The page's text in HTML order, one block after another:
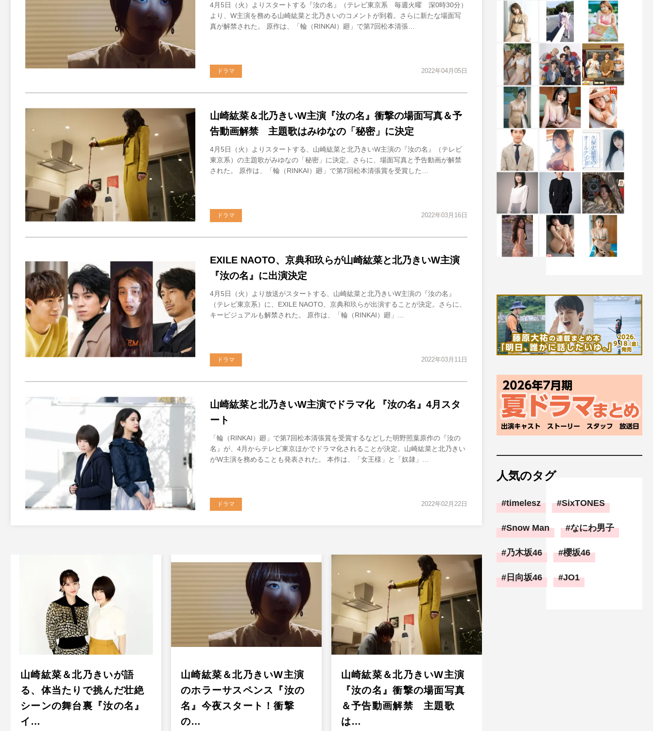
4月5日（火）よりスタートする『汝の名』（テレビ東京系 毎週火曜 深0時30分）
より、W主演を務める山崎紘菜と北乃きいのコメントが到着。さらに新たな場面写
真が解禁された。 原作は、「輪（RINKAI）廻」で第7回松本清張…
2022年04月05日
ドラマ
山崎紘菜＆北乃きいW主演『汝の名』衝撃の場面写真＆予
告動画解禁 主題歌はみゆなの「秘密」に決定
4月5日（火）よりスタートする、山崎紘菜と北乃きいW主演の『汝の名』（テレビ
東京系）の主題歌がみゆなの「秘密」に決定。さらに、場面写真と予告動画が解禁
された。 原作は、「輪（RINKAI）廻」で第7回松本清張賞を受賞した…
2022年03月16日
ドラマ
EXILE NAOTO、京典和玖らが山崎紘菜と北乃きいW主演
『汝の名』に出演決定
4月5日（火）より放送がスタートする、山崎紘菜と北乃きいW主演の『汝の名』
（テレビ東京系）に、EXILE NAOTO、京典和玖らが出演することが決定。さらに、
キービジュアルも解禁された。 原作は、「輪（RINKAI）廻」…
2022年03月11日
ドラマ
山崎紘菜と北乃きいW主演でドラマ化 『汝の名』4月スタ
ート
「輪（RINKAI）廻」で第7回松本清張賞を受賞するなどした明野照葉原作の『汝の
名』が、4月からテレビ東京ほかでドラマ化されることが決定。山崎紘菜と北乃きい
がW主演を務めることも発表された。 本作は、「女王様」と「奴隷」…
2022年02月22日
ドラマ
山崎紘菜＆北乃きいが語
る、体当たりで挑んだ壮絶
シーンの舞台裏『汝の名』
イ…
山崎紘菜＆北乃きいW主演
のホラーサスペンス『汝の
名』今夜スタート！衝撃
の…
山崎紘菜＆北乃きいW主演
『汝の名』衝撃の場面写真
＆予告動画解禁 主題歌
は…
人気のタグ
timelesz SixTONES
Snow Man なにわ男子
乃木坂46 櫻坂46
日向坂46 JO1